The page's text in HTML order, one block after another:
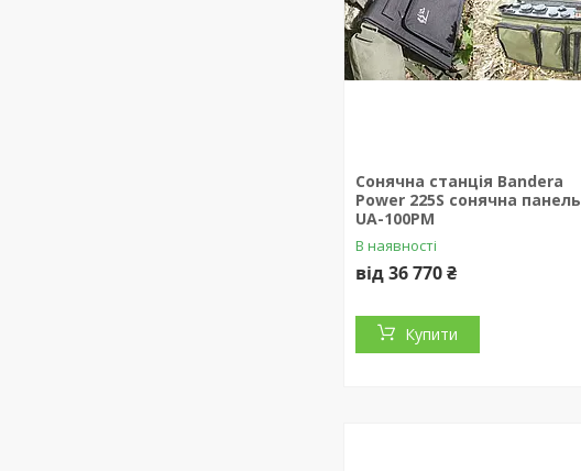
Сонячна станція Bandera
Power 225S сонячна панель
UA-100PM
В наявності
від 36 770 ₴
Купити